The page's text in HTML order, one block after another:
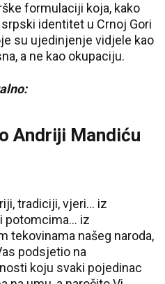
formulaciji koja, kako
identitet u Crnoj Gori
su ujedinjenje vidjele kao
a ne kao okupaciju.
Andriji Mandiću
tradiciji, vjeri… iz
potomcima… iz
tekovinama našeg naroda,
podsjetio na
koju svaki pojedinac